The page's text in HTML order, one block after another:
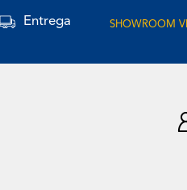
Entrega
SHOWROOM